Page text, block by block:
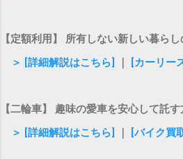
【定額利用】 所有しない新しい暮ら
＞ [詳細解説はこちら]
[カーリー
【二輪車】 趣味の愛車を安心して託
＞ [詳細解説はこちら]
[バイク買